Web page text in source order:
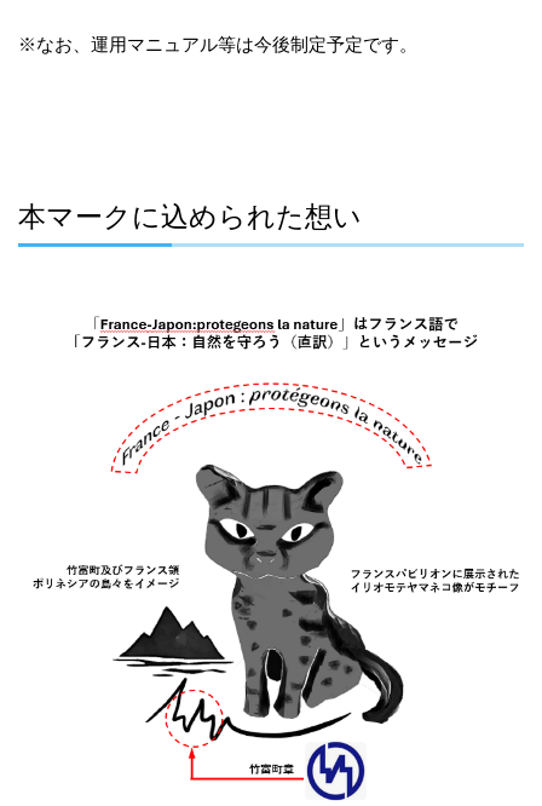
※なお、運用マニュアル等は今後制定予定です。
本マークに込められた想い